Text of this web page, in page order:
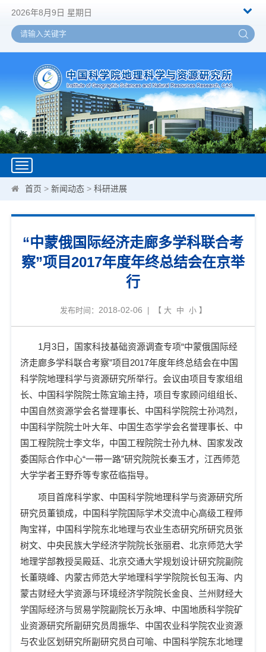
2026年8月9日 星期日
Toggle
navigation
首页 >新闻动态 >科研进展
“中蒙俄国际经济走廊多学科联合考
察”项目2017年度年终总结会在京举
行
发布时间： 2018-02-06 | 【 大 中 小】
1月3日 ，国家科技基础资源调查专项“中蒙俄国际经
济走廊多学科联合考察”项目 2017年度年终总结会在中国
科学院地理科学与资源研究所举行。会议由项目专家组组
长、中国科学院院士陈宜瑜主持，项目专家顾问组组长、
中国自然资源学会名誉理事长、中国科学院院士孙鸿烈，
中国科学院院士叶大年、中国生态学学会名誉理事长、中
国工程院院士李文华，中国工程院院士孙九林、国家发改
委国际合作中心“一带一路”研究院院长秦玉才，江西师范
大学学者王野乔等专家莅临指导。
项目首席科学家、中国科学院地理科学与资源研究所
研究员董锁成，中国科学院国际学术交流中心高级工程师
陶宝祥，中国科学院东北地理与农业生态研究所研究员张
树文、中央民族大学经济学院院长张丽君、北京师范大学
地理学部教授吴殿廷、北京交通大学规划设计研究院副院
长董晓峰、内蒙古师范大学地理科学学院院长包玉海、内
蒙古财经大学资源与环境经济学院院长金良、兰州财经大
学国际经济与贸易学院副院长万永坤、中国地质科学院矿
业资源研究所副研究员周振华、中国农业科学院农业资源
与农业区划研究所副研究员白可喻、中国科学院东北地理